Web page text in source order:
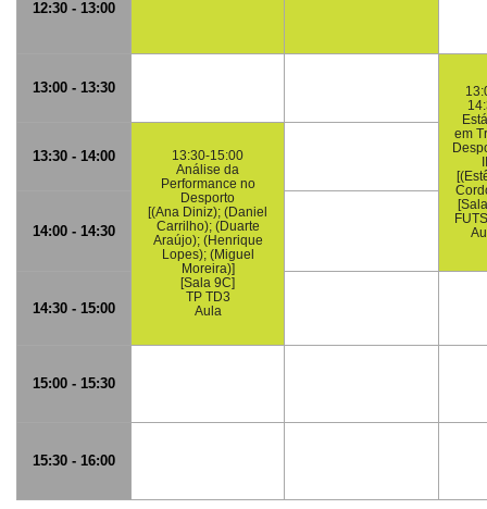
12:30 - 13:00
13:00 - 13:30
em
13:30 - 14:00
13:30-15:00
Análise da
Performance no
Desporto
[(Ana Diniz); (Daniel
Carrilho); (Duarte
Araújo); (Henrique
Lopes); (Miguel
Moreira)]
[Sala 9C]
TP TD3
Aula
14:00 - 14:30
14:30 - 15:00
15:00 - 15:30
15:30 - 16:00